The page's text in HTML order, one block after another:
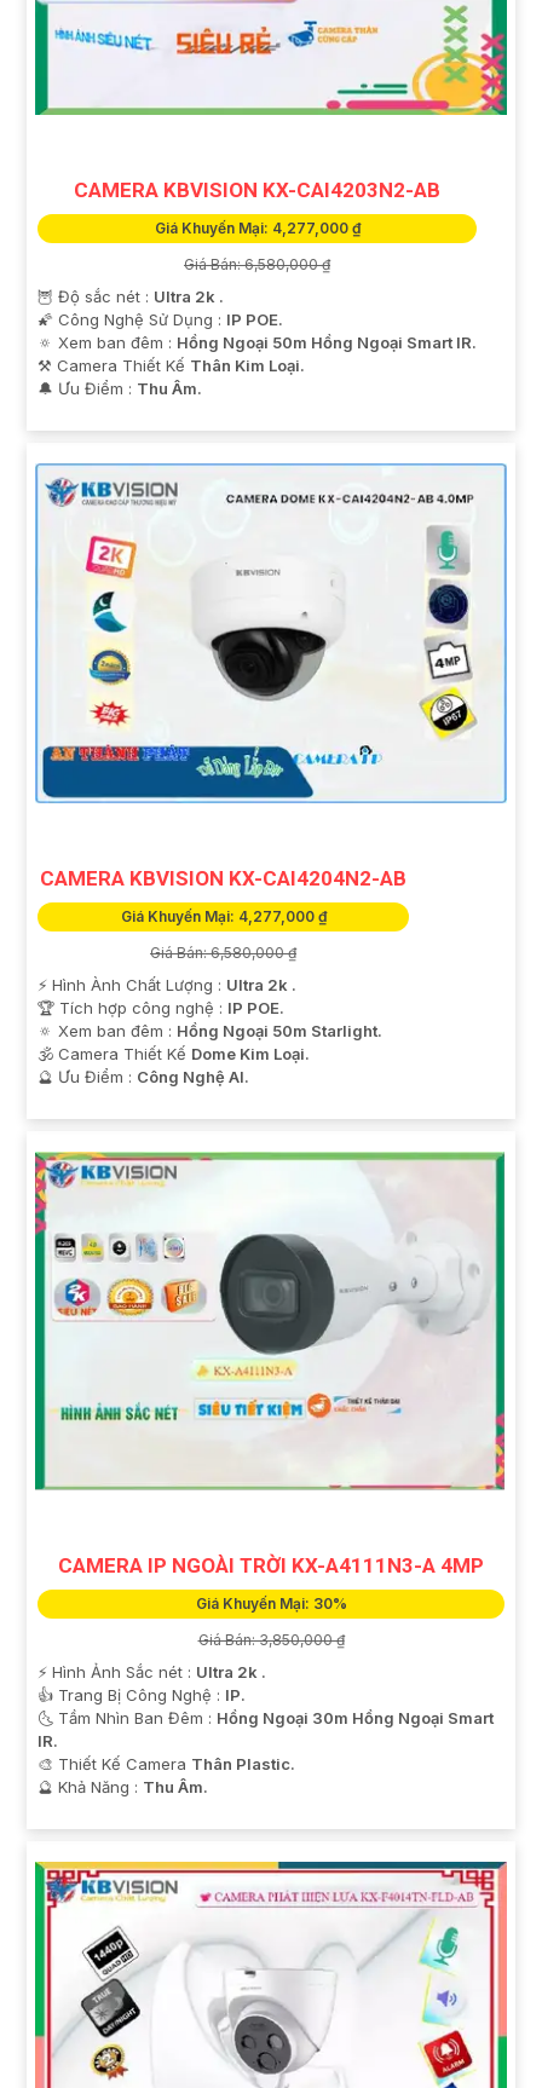
CAMERA KBVISION KX-CAI4203N2-AB
Giá Khuyến Mại: 4,277,000 ₫
Giá Bán: 6,580,000 ₫
🦉 Độ sắc nét : Ultra 2k .
🌠 Công Nghệ Sử Dụng : IP POE.
🔅 Xem ban đêm : Hồng Ngoại 50m Hồng Ngoại Smart IR.
⚒ Camera Thiết Kế Thân Kim Loại.
️🔔 Ưu Điểm : Thu Âm.
CAMERA KBVISION KX-CAI4204N2-AB
Giá Khuyến Mại: 4,277,000 ₫
Giá Bán: 6,580,000 ₫
️⚡ Hình Ành Chất Lượng : Ultra 2k .
🏆 Tích hợp công nghệ : IP POE.
🔅 Xem ban đêm : Hồng Ngoại 50m Starlight.
🕉️ Camera Thiết Kế Dome Kim Loại.
️🔮 Ưu Điểm : Công Nghệ AI.
CAMERA IP NGOÀI TRỜI KX-A4111N3-A 4MP
Giá Khuyến Mại: 30%
Giá Bán: 3,850,000 ₫
️⚡ Hình Ảnh Sắc nét : Ultra 2k .
👍 Trang Bị Công Nghệ : IP.
🌜 Tầm Nhìn Ban Đêm : Hồng Ngoại 30m Hồng Ngoại Smart
IR.
🎨 Thiết Kế Camera Thân Plastic.
️🔮 Khả Năng : Thu Âm.